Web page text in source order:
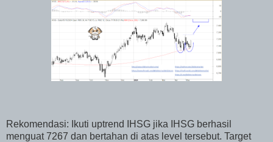
Rekomendasi: Ikuti uptrend IHSG jika IHSG berhasil
menguat 7267 dan bertahan di atas level tersebut. Target